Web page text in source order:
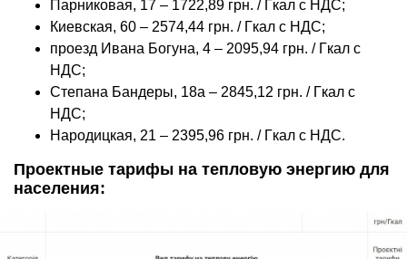
Парниковая, 17 – 1722,89 грн. / Гкал с НДС;
Киевская, 60 – 2574,44 грн. / Гкал с НДС;
проезд Ивана Богуна, 4 – 2095,94 грн. / Гкал с
НДС;
Степана Бандеры, 18а – 2845,12 грн. / Гкал с
НДС;
Народицкая, 21 – 2395,96 грн. / Гкал с НДС.
Проектные тарифы на тепловую энергию для
населения: